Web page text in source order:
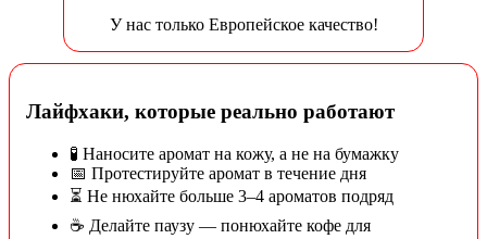
У нас только Европейское качество!
Лайфхаки, которые реально работают
🧪 Наносите аромат на кожу, а не на бумажку
📅 Протестируйте аромат в течение дня
⏳ Не нюхайте больше 3–4 ароматов подряд
☕ Делайте паузу — понюхайте кофе для